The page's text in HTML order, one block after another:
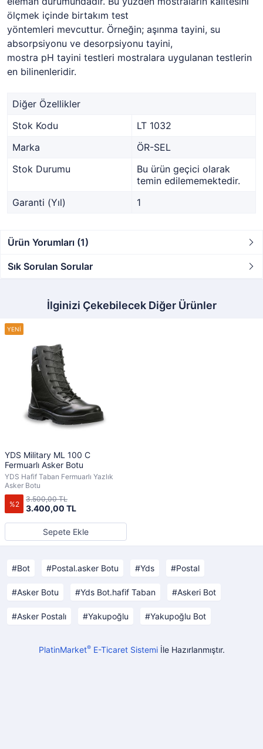
ölçmek içinde birtakım test
yöntemleri mevcuttur. Örneğin; aşınma tayini, su
absorpsiyonu ve desorpsiyonu tayini,
mostra pH tayini testleri mostralara uygulanan testlerin
en bilinenleridir.
Diğer Özellikler
Stok Kodu
LT 1032
Marka
ÖR-SEL
Stok Durumu
Bu ürün geçici olarak
temin edilememektedir.
Garanti (Yıl)
1
Ürün Yorumları (1)
Sık Sorulan Sorular
İlginizi Çekebilecek Diğer Ürünler
YDS Military ML 100 C
Fermuarlı Asker Botu
YDS Hafif Taban Fermuarlı Yazlık
Asker Botu
%2 3.400,00 TL
3.500,00 TL
Sepete Ekle
Bot Postal.asker Botu Yds Postal
Asker Botu Yds Bot.hafif Taban Askeri Bot
Asker Postalı Yakupoğlu Yakupoğlu Bot
PlatinMarket®E-Ticaret Sistemiİle Hazırlanmıştır.